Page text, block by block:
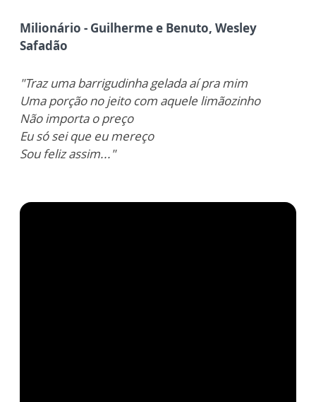
Milionário - Guilherme e Benuto, Wesley
Safadão
"Traz uma barrigudinha gelada aí pra mim
Uma porção no jeito com aquele limãozinho
Não importa o preço
Eu só sei que eu mereço
Sou feliz assim..."